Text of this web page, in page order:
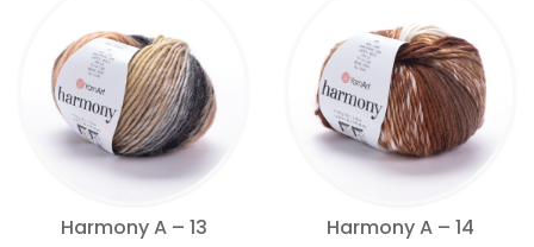
Harmony A – 13 Harmony A – 14